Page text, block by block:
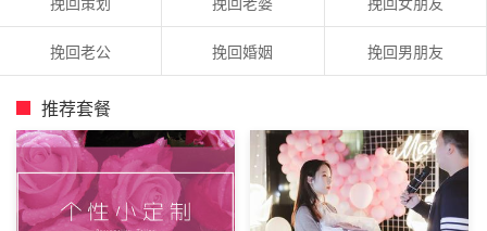
挽回老公 挽回婚姻 挽回男朋友
推荐套餐